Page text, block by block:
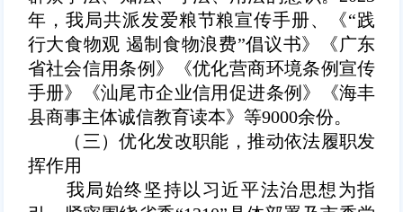
年，我局共派发爱粮节粮宣传手册、《“践
行大食物观 遏制食物浪费”倡议书》《广东
省社会信用条例》《优化营商环境条例宣传
手册》《汕尾市企业信用促进条例》《海丰
县商事主体诚信教育读本》等9000余份。
（三）优化发改职能，推动依法履职发
挥作用
我局始终坚持以习近平法治思想为指